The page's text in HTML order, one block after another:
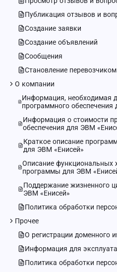
Публикация отзывов и
Создание заявки
Создание объявлений
Сообщения
Становление перевозчиком
О компании
Информация, необходимая
программного обеспечения
Информация о стоимости
обеспечения для ЭВМ
Краткое описание
для ЭВМ «Енисей»
Описание функциональных
программы для ЭВМ
Поддержание жизненного
ЭВМ «Енисей»
Политика обработки
Прочее
О регистрации доменного
Информация для
Политика обработки